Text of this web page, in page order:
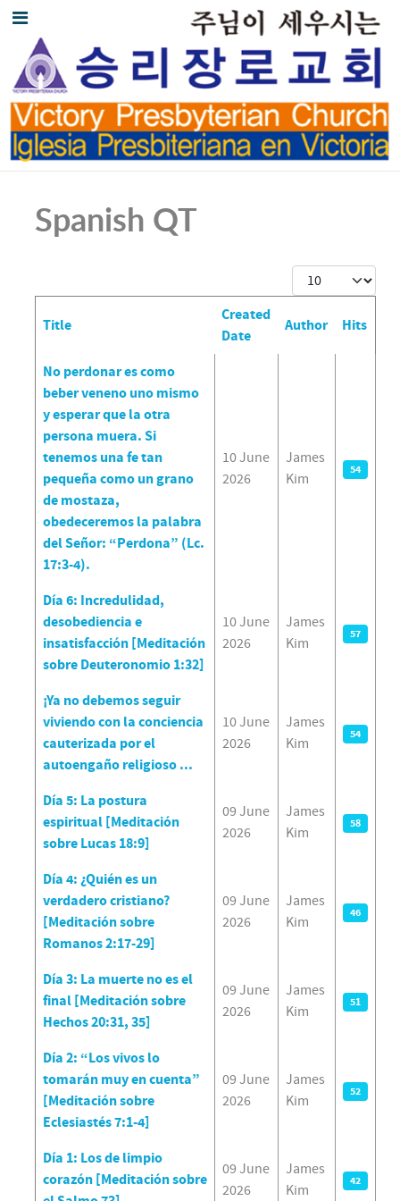
Spanish QT
Display #
Articles
Title
Created
Date
Author Hits
No perdonar es como
beber veneno uno mismo
y esperar que la otra
persona muera. Si
tenemos una fe tan
pequeña como un grano
de mostaza,
obedeceremos la palabra
del Señor: “Perdona” (Lc.
17:3-4).
10 June
2026
James
Kim
54
Día 6: Incredulidad,
desobediencia e
insatisfacción [Meditación
sobre Deuteronomio 1:32]
10 June
2026
James
Kim
57
¡Ya no debemos seguir
viviendo con la conciencia
cauterizada por el
autoengaño religioso ...
10 June
2026
James
Kim
54
Día 5: La postura
espiritual [Meditación
sobre Lucas 18:9]
09 June
2026
James
Kim
58
Día 4: ¿Quién es un
verdadero cristiano?
[Meditación sobre
Romanos 2:17-29]
09 June
2026
James
Kim
46
Día 3: La muerte no es el
final [Meditación sobre
Hechos 20:31, 35]
09 June
2026
James
Kim
51
Día 2: “Los vivos lo
tomarán muy en cuenta”
[Meditación sobre
Eclesiastés 7:1-4]
09 June
2026
James
Kim
52
Día 1: Los de limpio
corazón [Meditación sobre
09 June
2026
James
Kim
42